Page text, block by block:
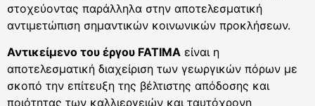
στοχεύοντας παράλληλα στην αποτελεσματική
αντιμετώπιση σημαντικών κοινωνικών προκλήσεων.
Αντικείμενο του έργου FATIMA είναι η
αποτελεσματική διαχείριση των γεωργικών πόρων με
σκοπό την επίτευξη της βέλτιστης απόδοσης και
ποιότητας των καλλιεργειών και ταυτόχρονη